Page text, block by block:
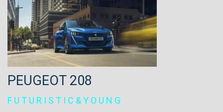
PEUGEOT 208
F U T U R I S T I C & Y O U N G